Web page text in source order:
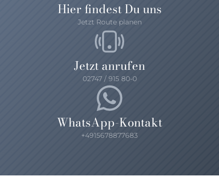
Hier findest Du uns
Jetzt Route planen
Jetzt anrufen
02747 / 915 80-0
WhatsApp-Kontakt
+4915678877683